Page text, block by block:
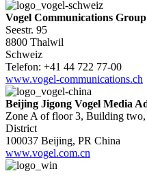
Vogel Communications
Seestr. 95
8800 Thalwil
Schweiz
Telefon: +41 44 722 77-00
www.vogel-communications.ch
Beijing Jigong Vogel Media
Zone A of floor 3, Building
District
100037 Beijing, PR China
www.vogel.com.cn